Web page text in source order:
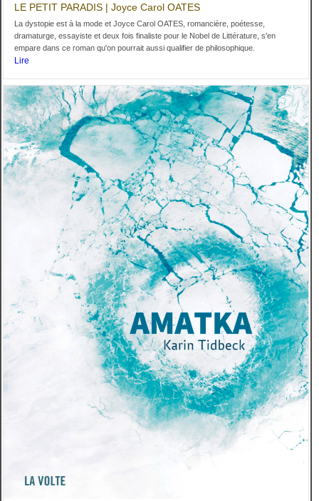
LE PETIT PARADIS | Joyce Carol OATES
La dystopie est à la mode et Joyce Carol OATES, romancière, poétesse,
dramaturge, essayiste et deux fois finaliste pour le Nobel de Littérature, s'en
empare dans ce roman qu'on pourrait aussi qualifier de philosophique.
Lire